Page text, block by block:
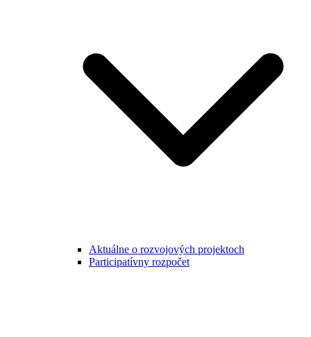
Aktuálne o rozvojových projektoch
Participatívny rozpočet